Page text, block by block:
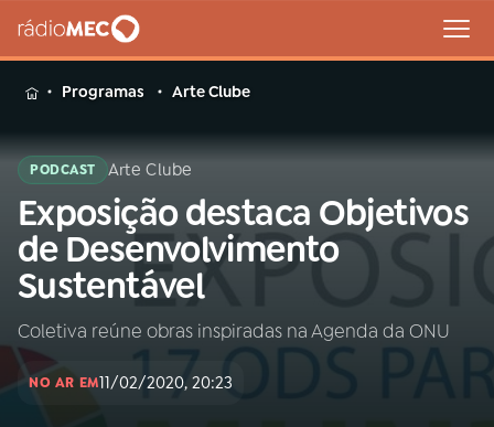
MENU
Buscar
na
Rádio
MEC
Buscar
Início AO VIVO
INÍCIO
Programas Arte Clube
PODCAST Arte Clube
Exposição destaca Objetivos
de Desenvolvimento
Sustentável
Coletiva reúne obras inspiradas na Agenda da ONU
NO AR EM11/02/2020, 20:23